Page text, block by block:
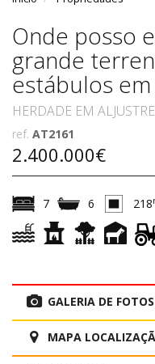
Onde posso
grande
estábulos
HERDADE EM
ref. AT2161
2.400.000€
7 6 218
GALERIA DE FOTOS
MAPA